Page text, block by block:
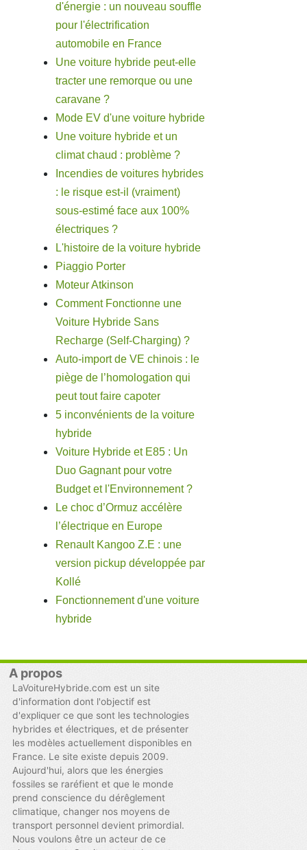
d'énergie : un nouveau souffle
pour l'électrification
automobile en France
Une voiture hybride peut-elle
tracter une remorque ou une
caravane ?
Mode EV d'une voiture hybride
Une voiture hybride et un
climat chaud : problème ?
Incendies de voitures hybrides
: le risque est-il (vraiment)
sous-estimé face aux 100%
électriques ?
L'histoire de la voiture hybride
Piaggio Porter
Moteur Atkinson
Comment Fonctionne une
Voiture Hybride Sans
Recharge (Self-Charging) ?
Auto-import de VE chinois : le
piège de l’homologation qui
peut tout faire capoter
5 inconvénients de la voiture
hybride
Voiture Hybride et E85 : Un
Duo Gagnant pour votre
Budget et l'Environnement ?
Le choc d’Ormuz accélère
l’électrique en Europe
Renault Kangoo Z.E : une
version pickup développée par
Kollé
Fonctionnement d'une voiture
hybride
A propos
LaVoitureHybride.com est un site
d'information dont l'objectif est
d'expliquer ce que sont les technologies
hybrides et électriques, et de présenter
les modèles actuellement disponibles en
France. Le site existe depuis 2009.
Aujourd'hui, alors que les énergies
fossiles se raréfient et que le monde
prend conscience du dérêglement
climatique, changer nos moyens de
transport personnel devient primordial.
Nous voulons être un acteur de ce